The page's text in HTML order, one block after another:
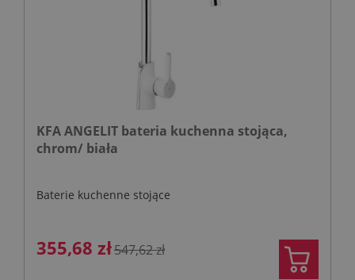
KFA ANGELIT bateria kuchenna stojąca,
chrom/ biała
Baterie kuchenne stojące
355,68 zł547,62 zł